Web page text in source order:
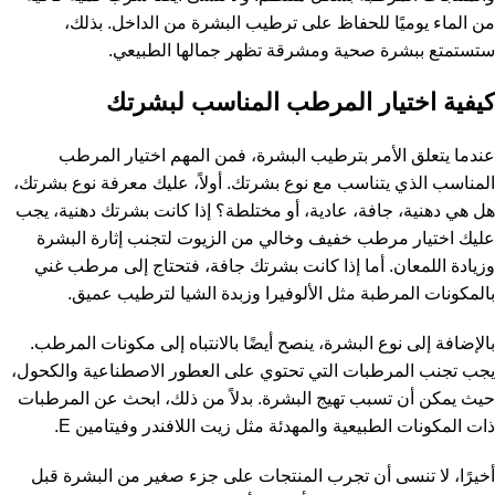
من الماء يوميًا للحفاظ على ترطيب البشرة من الداخل. بذلك،
ستستمتع ببشرة صحية ومشرقة تظهر جمالها الطبيعي.
كيفية اختيار المرطب المناسب لبشرتك
عندما يتعلق الأمر بترطيب البشرة، فمن المهم اختيار المرطب
المناسب الذي يتناسب مع نوع بشرتك. أولاً، عليك معرفة نوع بشرتك،
هل هي دهنية، جافة، عادية، أو مختلطة؟ إذا كانت بشرتك دهنية، يجب
عليك اختيار مرطب خفيف وخالي من الزيوت لتجنب إثارة البشرة
وزيادة اللمعان. أما إذا كانت بشرتك جافة، فتحتاج إلى مرطب غني
بالمكونات المرطبة مثل الألوفيرا وزبدة الشيا لترطيب عميق.
بالإضافة إلى نوع البشرة، ينصح أيضًا بالانتباه إلى مكونات المرطب.
يجب تجنب المرطبات التي تحتوي على العطور الاصطناعية والكحول،
حيث يمكن أن تسبب تهيج البشرة. بدلاً من ذلك، ابحث عن المرطبات
ذات المكونات الطبيعية والمهدئة مثل زيت اللافندر وفيتامين E.
أخيرًا، لا تنسى أن تجرب المنتجات على جزء صغير من البشرة قبل